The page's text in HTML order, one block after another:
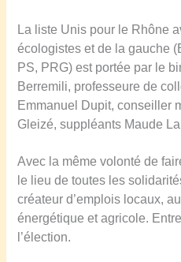
La liste Unis pour le Rhône
écologistes et de la gauche
PS, PRG) est portée par le
Berremili, professeure de
Emmanuel Dupit, conseiller
Gleizé, suppléants Maude
Avec la même volonté de
le lieu de toutes les
créateur d’emplois locaux,
énergétique et agricole.
l’élection.